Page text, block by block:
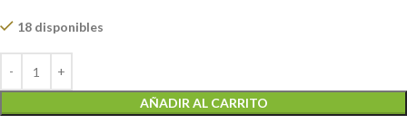
18 disponibles
AÑADIR AL CARRITO